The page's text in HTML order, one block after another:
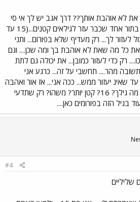
לא אוהבת אותך?? דרך אגב יש לך אי סי
קיו??? אם כן תני אותו... בתור אחד שכבר עזר לגילאים קטנים...(15 עד
לעזור לך... רק מעדיף שלא בפורום... ותני
כל מה שאת לא אוהבת בך ומה שכן.... וגם
רק כדי לעזור כמובן... את יכולה גם לתת
תשובה מהר.... תחשבי על זה... כרגע אני
שאינ יעזור ממש... ככה אני... אז אור ואהבה
הדרית... שלך tksr נ.ב. מה גילך? 16? קטן יותר? משהו? רק שתדעי
#4
שליליים